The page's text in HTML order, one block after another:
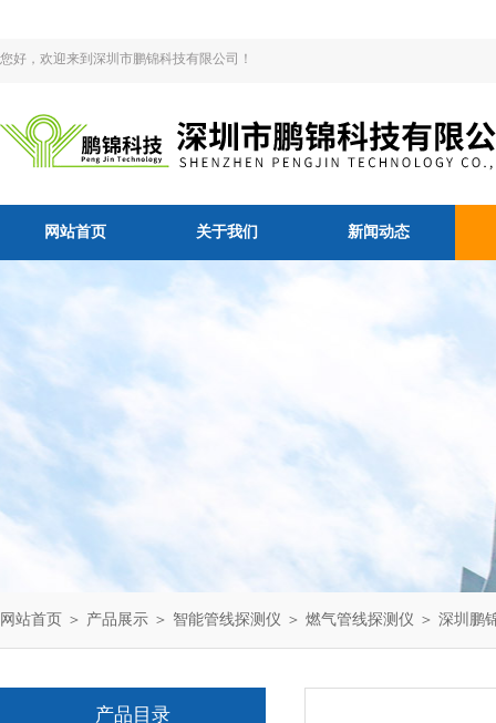
您好，欢迎来到深圳市鹏锦科技有限公司！
网站首页 关于我们 新闻动态
网站首页 ＞ 产品展示 ＞ 智能管线探测仪 ＞ 燃气管线探测仪 ＞ 深圳鹏
产品目录